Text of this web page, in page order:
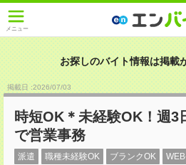
メニュー
お探しのバイト情報は掲載
掲載日 :2026/07/03
時短OK＊未経験OK！週3
で営業事務
派遣 職種未経験OK ブランクOK